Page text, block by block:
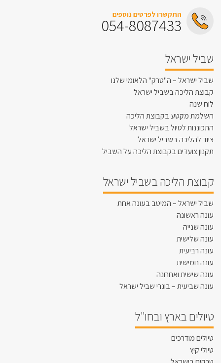
התקשרו לפרטים נוספים
054-8087433
שביל ישראל
שביל ישראל – ה"טרק" הלאומי שלנו
קבוצת הליכה בשביל ישראל
לוח שנה
השלמת מקטע בקבוצת הליכה
התכוננות לטיול בשביל ישראל
ציוד להליכה בשביל ישראל
תקנון צועדים בקבוצת הליכה על השביל
קבוצת הליכה בשביל ישראל
שביל ישראל – המיטב בעונה אחת
עונה ראשונה
עונה שנייה
עונה שלישית
עונה רביעית
עונה חמישית
עונה שישית ואחרונה
עונה שביעית – בוגרי שביל ישראל
טיולים בארץ ובחו"ל
טיולים מודרכים
טיולי קיץ